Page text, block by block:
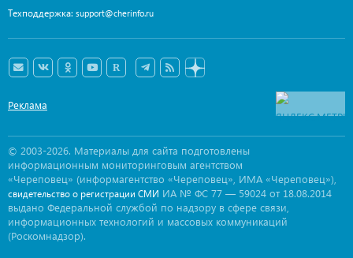
Техподдержка: support@cherinfo.ru
Реклама
© 2003-2026. Материалы для сайта подготовлены
информационным мониторинговым агентством
«Череповец» (информагентство «Череповец», ИМА «Череповец»),
свидетельство о регистрации СМИ ИА № ФС 77 — 59024 от 18.08.2014
выдано Федеральной службой по надзору в сфере связи,
информационных технологий и массовых коммуникаций
(Роскомнадзор).